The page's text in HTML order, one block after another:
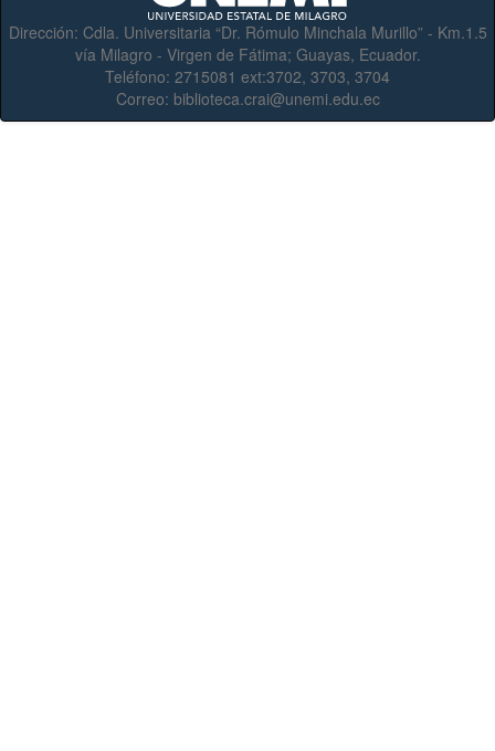
Dirección: Cdla. Universitaria “Dr. Rómulo Minchala Murillo” - Km.1.5
vía Milagro - Virgen de Fátima; Guayas, Ecuador.
Teléfono: 2715081 ext:3702, 3703, 3704
Correo: biblioteca.crai@unemi.edu.ec